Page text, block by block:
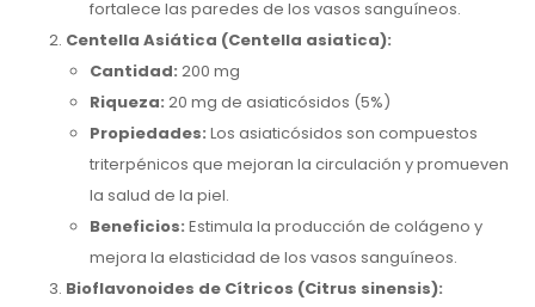
fortalece las paredes de los vasos sanguíneos.
Centella Asiática (Centella asiatica):
Cantidad: 200 mg
Riqueza: 20 mg de asiaticósidos (5%)
Propiedades: Los asiaticósidos son compuestos
triterpénicos que mejoran la circulación y promueven
la salud de la piel.
Beneficios: Estimula la producción de colágeno y
mejora la elasticidad de los vasos sanguíneos.
Bioflavonoides de Cítricos (Citrus sinensis):